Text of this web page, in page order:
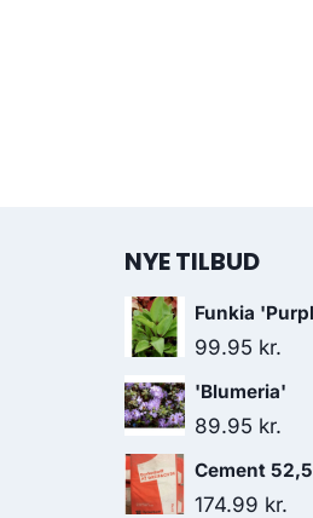
NYE TILBUD
Funkia
99.95 kr.
'Blumeria'
89.95 kr.
Cement
174.99 kr.